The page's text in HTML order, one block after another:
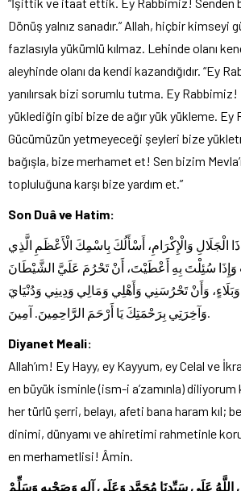
Dönüş yalnız sanadır.” Allah, hiçbir kimseyi
fazlasıyla yükümlü kılmaz. Lehinde olanı
aleyhinde olanı da kendi kazandığıdır. “Ey
yanılırsak bizi sorumlu tutma. Ey
yüklediğin gibi bize de ağır yük yükleme. Ey
Gücümüzün yetmeyeceği şeyleri bize
bağışla, bize merhamet et! Sen bizim
topluluğuna karşı bize yardım et.”
Son Duâ ve Hatim:
ذَا الْجَلَالِ وَالْإِكْرَامِ، أَسْأَلُكَ بِاسْمِكَ الْأَعْظَمِ الَّذِي
وَإِذَا سُئِلْتَ بِهِ أَعْطَيْتَ، أَنْ تَحْرُمَ عَلَيَّ الشَّيْطَانَ
وَأَنْ تَحْرُسَنِي وَأَهْلِي وَمَالِي وَدِينِي وَدُنْيَايَ
Diyanet Meali:
Allah’ım! Ey Hayy, ey Kayyum, ey Celal ve
en büyük isminle (ism-i a’zamınla)
her türlü şerri, belayı, afeti bana haram kıl;
dinimi, dünyamı ve ahiretimi rahmetinle
en merhametlisi! Âmin.